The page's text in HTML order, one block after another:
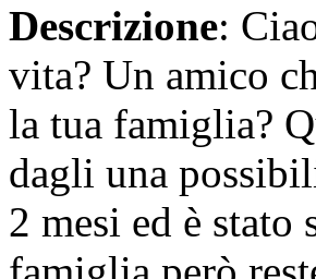
Descrizione:
vita? Un amico
la tua famiglia?
dagli una
2 mesi ed è stato